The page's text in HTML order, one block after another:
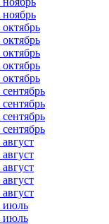
июль
июль